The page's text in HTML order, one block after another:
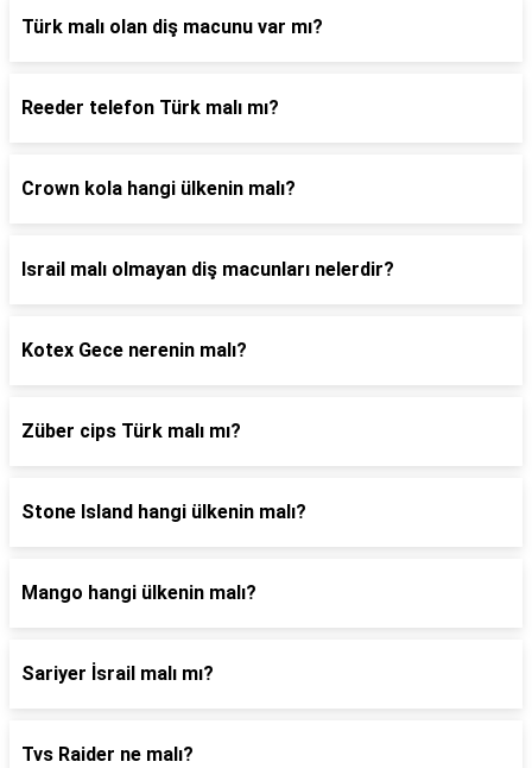
Türk malı olan diş macunu var mı?
Reeder telefon Türk malı mı?
Crown kola hangi ülkenin malı?
Israil malı olmayan diş macunları nelerdir?
Kotex Gece nerenin malı?
Züber cips Türk malı mı?
Stone Island hangi ülkenin malı?
Mango hangi ülkenin malı?
Sariyer İsrail malı mı?
Tvs Raider ne malı?